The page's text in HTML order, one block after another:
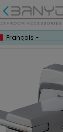
Français